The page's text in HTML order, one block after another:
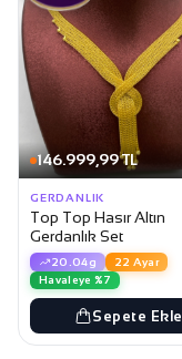
146.999,99 TL
GERDANLIK
Top Top Hasır Altın
Gerdanlık Set
20.04g
22 Ayar
Havaleye %7
Sepete Ekle